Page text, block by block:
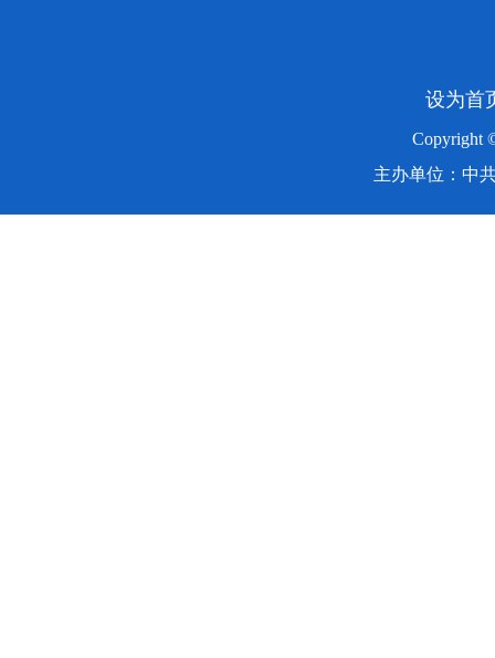
设为首
Copyright
主办单位：中